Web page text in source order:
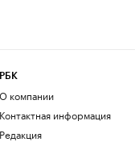
РБК
О компании
Контактная информация
Редакция